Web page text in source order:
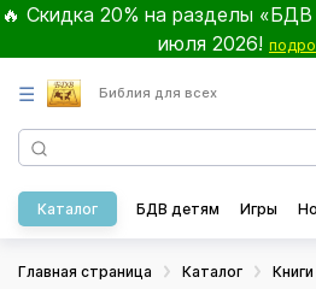
🔥 Скидка 20% на разделы
июля 2026!
☰ Библия для всех
Каталог БДВ детям Игры
Главная страница Каталог Книги